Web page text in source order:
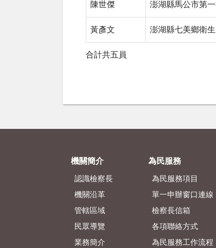
陳世傑 澎湖縣馬公市第
黃彥文 澎湖縣七美鄉衛
合計共五員
機關簡介
認識檢察長
機關沿革
管轄區域
民眾導覽
業務簡介
為民服務
為民服務項目
單一申辦窗口連線
檢察長信箱
各項聯絡方式
為民服務工作流程